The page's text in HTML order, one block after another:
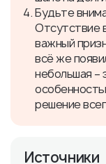
Будьте
Отсутствие
важный
всё же
небольшая
решение
Источники